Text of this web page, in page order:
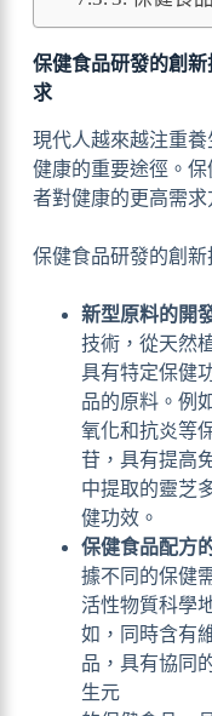
保健食品研發的創
求
現代人越來越注重
健康的重要途徑。
者對健康的更高需求
保健食品研發的創新
新型原料的開
技術，從天然
具有特定保健
品的原料。例
氧化和抗炎等
苷，具有提高
中提取的靈芝
健功效。
保健食品配方
據不同的保健
活性物質科學
如，同時含有
品，具有協同
生元